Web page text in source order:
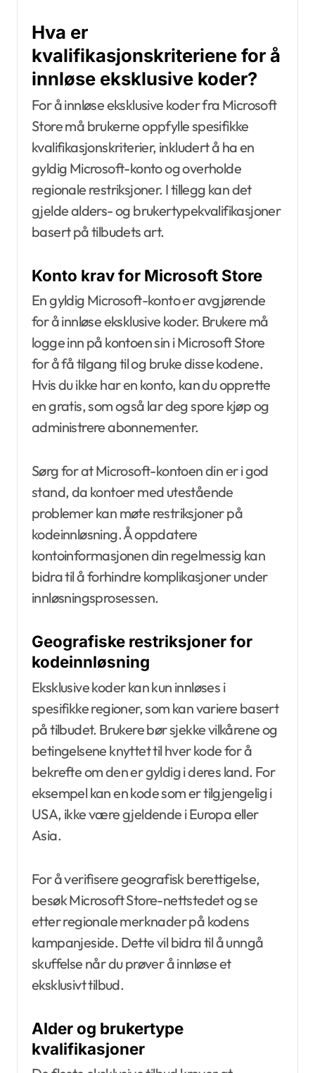
Hva er
kvalifikasjonskriteriene for å
innløse eksklusive koder?
For å innløse eksklusive koder fra Microsoft
Store må brukerne oppfylle spesifikke
kvalifikasjonskriterier, inkludert å ha en
gyldig Microsoft-konto og overholde
regionale restriksjoner. I tillegg kan det
gjelde alders- og brukertypekvalifikasjoner
basert på tilbudets art.
Konto krav for Microsoft Store
En gyldig Microsoft-konto er avgjørende
for å innløse eksklusive koder. Brukere må
logge inn på kontoen sin i Microsoft Store
for å få tilgang til og bruke disse kodene.
Hvis du ikke har en konto, kan du opprette
en gratis, som også lar deg spore kjøp og
administrere abonnementer.
Sørg for at Microsoft-kontoen din er i god
stand, da kontoer med utestående
problemer kan møte restriksjoner på
kodeinnløsning. Å oppdatere
kontoinformasjonen din regelmessig kan
bidra til å forhindre komplikasjoner under
innløsningsprosessen.
Geografiske restriksjoner for
kodeinnløsning
Eksklusive koder kan kun innløses i
spesifikke regioner, som kan variere basert
på tilbudet. Brukere bør sjekke vilkårene og
betingelsene knyttet til hver kode for å
bekrefte om den er gyldig i deres land. For
eksempel kan en kode som er tilgjengelig i
USA, ikke være gjeldende i Europa eller
Asia.
For å verifisere geografisk berettigelse,
besøk Microsoft Store-nettstedet og se
etter regionale merknader på kodens
kampanjeside. Dette vil bidra til å unngå
skuffelse når du prøver å innløse et
eksklusivt tilbud.
Alder og brukertype
kvalifikasjoner